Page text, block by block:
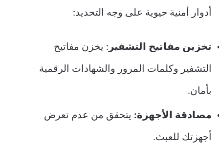
أدوار أمنية حيوية على وجه التحديد:
تخزين مفاتيح التشفير : يخزن مفاتيح
التشفير وكلمات المرور والشهادات الرقمية
بأمان.
مصادقة الأجهزة: يتحقق من عدم تعرض
أجهزتك للعبث.